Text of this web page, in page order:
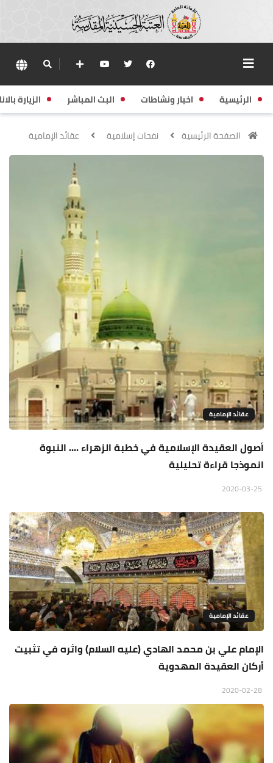
الرئيسية اخبار ونشاطات البث المباشر الزيارة
الصفحة الرئيسية نفحات إسلامية عقائد الإمامية
عقائد الإمامية
أصول العقيدة الإسلامية في خطبة الزهراء .... النبوة
انموذجا قراءة تحليلية
عقائد الإمامية
الإمام علي بن محمد الهادي (عليه السلام) واثره في تثبيت
أركان العقيدة المهدوية